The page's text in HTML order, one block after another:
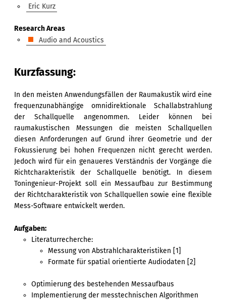
Eric Kurz
Research Areas
Audio and Acoustics
Kurzfassung:
In den meisten Anwendungsfällen der Raumakustik wird eine
frequenzunabhängige omnidirektionale Schallabstrahlung
der Schallquelle angenommen. Leider können bei
raumakustischen Messungen die meisten Schallquellen
diesen Anforderungen auf Grund ihrer Geometrie und der
Fokussierung bei hohen Frequenzen nicht gerecht werden.
Jedoch wird für ein genaueres Verständnis der Vorgänge die
Richtcharakteristik der Schallquelle benötigt. In diesem
Toningenieur-Projekt soll ein Messaufbau zur Bestimmung
der Richtcharakteristik von Schallquellen sowie eine flexible
Mess-Software entwickelt werden.
Aufgaben:
Literaturrecherche:
Messung von Abstrahlcharakteristiken [1]
Formate für spatial orientierte Audiodaten [2]
Optimierung des bestehenden Messaufbaus
Implementierung der messtechnischen Algorithmen